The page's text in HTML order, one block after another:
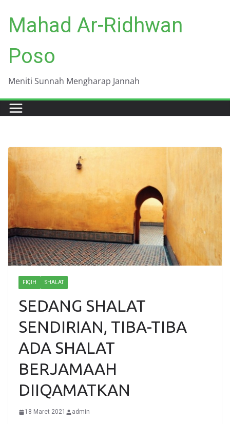
content
Mahad Ar-Ridhwan
Poso
Meniti Sunnah Mengharap Jannah
FIQIH SHALAT
SEDANG SHALAT
SENDIRIAN, TIBA-TIBA
ADA SHALAT
BERJAMAAH
DIIQAMATKAN
18 Maret 2021 admin